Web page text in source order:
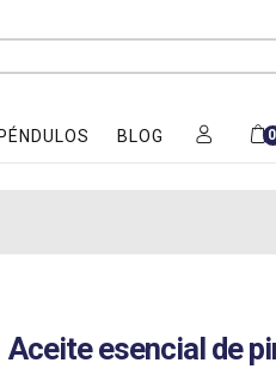
PÉNDULOS BLOG 0
Aceite esencial de